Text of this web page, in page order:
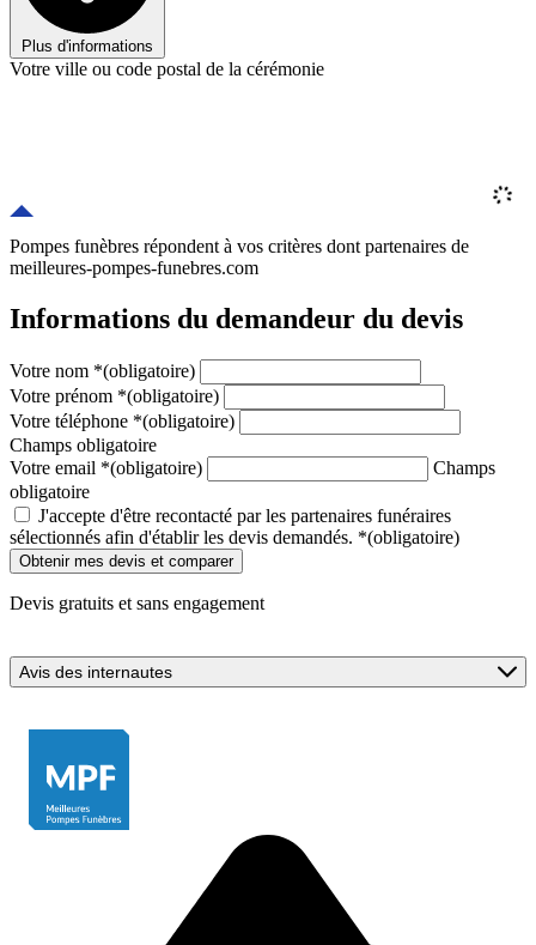
Plus d'informations
Votre ville ou code postal de la cérémonie
Pompes funèbres répondent à vos critères dont partenaires de
meilleures-pompes-funebres.com
Informations du demandeur du devis
Votre nom *(obligatoire)
Votre prénom *(obligatoire)
Votre téléphone *(obligatoire)
Champs obligatoire
Votre email *(obligatoire)
Champs
obligatoire
J'accepte d'être recontacté par les partenaires funéraires
sélectionnés afin d'établir les devis demandés. *(obligatoire)
Devis gratuits et sans engagement
Avis des internautes